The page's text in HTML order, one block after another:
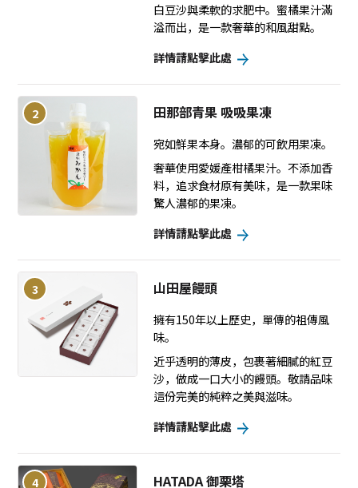
白豆沙與柔軟的求肥中。蜜橘果汁滿
溢而出，是一款奢華的和風甜點。
詳情請點擊此處
2 田那部青果 吸吸果凍
宛如鮮果本身。濃郁的可飲用果凍。
奢華使用愛媛產柑橘果汁。不添加香
料，追求食材原有美味，是一款果味
驚人濃郁的果凍。
詳情請點擊此處
3 山田屋饅頭
擁有150年以上歷史，單傳的祖傳風
味。
近乎透明的薄皮，包裹著細膩的紅豆
沙，做成一口大小的饅頭。敬請品味
這份完美的純粹之美與滋味。
詳情請點擊此處
4 HATADA 御栗塔